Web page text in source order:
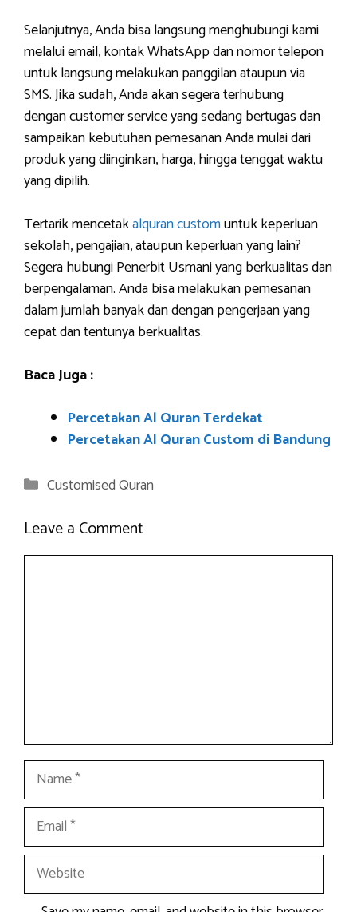
Selanjutnya, Anda bisa langsung menghubungi kami
melalui email, kontak WhatsApp dan nomor telepon
untuk langsung melakukan panggilan ataupun via
SMS. Jika sudah, Anda akan segera terhubung
dengan customer service yang sedang bertugas dan
sampaikan kebutuhan pemesanan Anda mulai dari
produk yang diinginkan, harga, hingga tenggat waktu
yang dipilih.
Tertarik mencetakalquran customuntuk keperluan
sekolah, pengajian, ataupun keperluan yang lain?
Segera hubungi Penerbit Usmani yang berkualitas dan
berpengalaman. Anda bisa melakukan pemesanan
dalam jumlah banyak dan dengan pengerjaan yang
cepat dan tentunya berkualitas.
Baca Juga :
Percetakan Al Quran Terdekat
Percetakan Al Quran Custom di Bandung
Categories
Customised Quran
Leave a Comment
Name
Email
Website